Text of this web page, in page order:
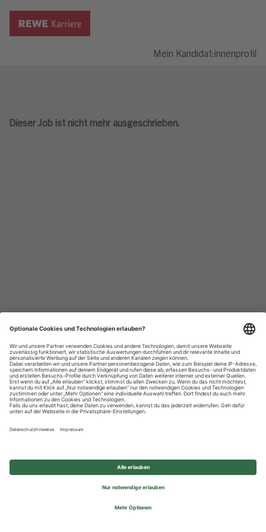
Mein Kandidat:innenprofil
Dieser Job ist nicht mehr ausgeschrieben.
Datenschutzhinweise
Impressum
Privatsphäre-Einstellungen
© 2026 REWE Group - All rights reserved